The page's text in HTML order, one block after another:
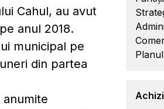
Cahul, au avut
anul 2018.
municipal pe
din partea